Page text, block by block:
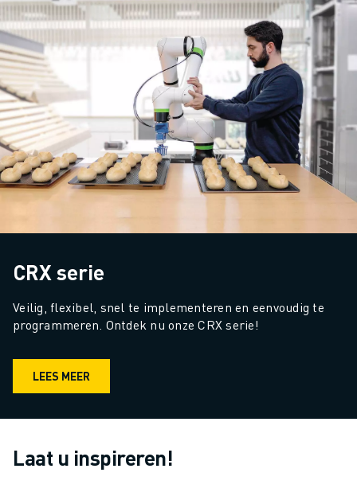
CRX serie
Veilig, flexibel, snel te implementeren en eenvoudig te
programmeren. Ontdek nu onze CRX serie!
LEES MEER
Laat u inspireren!